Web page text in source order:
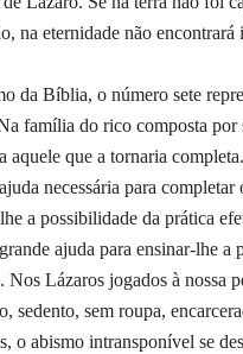
na eternidade não encontrará
da Bíblia, o número sete
família do rico composta por
aquele que a tornaria
necessária para
a possibilidade da prática
ajuda para ensinar-lhe a
Nos Lázaros jogados à nossa
sedento, sem roupa,
o abismo intransponível se